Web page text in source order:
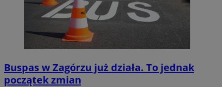
Buspas w Zagórzu już działa. To jednak
początek zmian